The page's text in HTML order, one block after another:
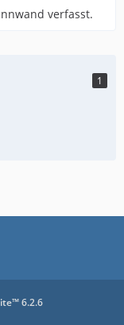
verfasst.
1
6.2.6